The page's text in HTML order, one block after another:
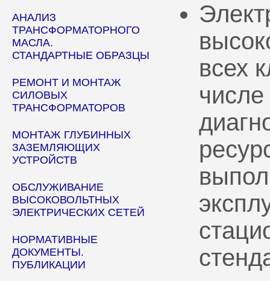
АНАЛИЗ
ТРАНСФОРМАТОРНОГО
МАСЛА.
СТАНДАРТНЫЕ ОБРАЗЦЫ
РЕМОНТ И МОНТАЖ
СИЛОВЫХ
ТРАНСФОРМАТОРОВ
МОНТАЖ ГЛУБИННЫХ
ЗАЗЕМЛЯЮЩИХ
УСТРОЙСТВ
ОБСЛУЖИВАНИЕ
ВЫСОКОВОЛЬТНЫХ
ЭЛЕКТРИЧЕСКИХ СЕТЕЙ
НОРМАТИВНЫЕ
ДОКУМЕНТЫ.
ПУБЛИКАЦИИ
всех